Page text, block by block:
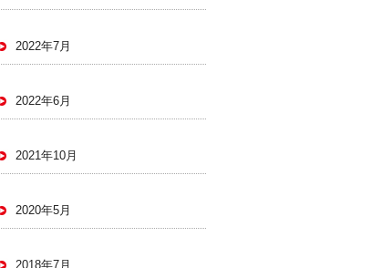
2022年7月
2022年6月
2021年10月
2020年5月
2018年7月